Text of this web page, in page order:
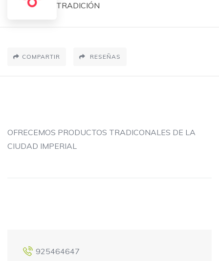
TRADICIÓN
COMPARTIR RESEÑAS
OFRECEMOS PRODUCTOS TRADICONALES DE LA
CIUDAD IMPERIAL
925464647